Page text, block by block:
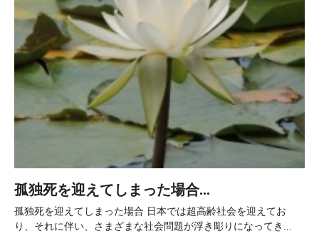
孤独死を迎えてしまった場合...
孤独死を迎えてしまった場合 日本では超高齢社会を迎えてお
り、それに伴い、さまざまな社会問題が浮き彫りになってき...